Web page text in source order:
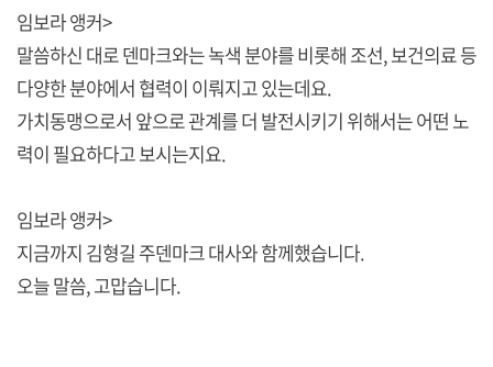
임보라 앵커>
말씀하신 대로 덴마크와는 녹색 분야를 비롯해 조선, 보건의료 등
다양한 분야에서 협력이 이뤄지고 있는데요.
가치동맹으로서 앞으로 관계를 더 발전시키기 위해서는 어떤 노
력이 필요하다고 보시는지요.
임보라 앵커>
지금까지 김형길 주덴마크 대사와 함께했습니다.
오늘 말씀, 고맙습니다.